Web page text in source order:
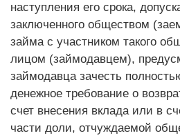
наступления его срока,
заключенного обществом
займа с участником такого
лицом (займодавцем),
займодавца зачесть
денежное требование о
счет внесения вклада или в
части доли, отчуждаемой